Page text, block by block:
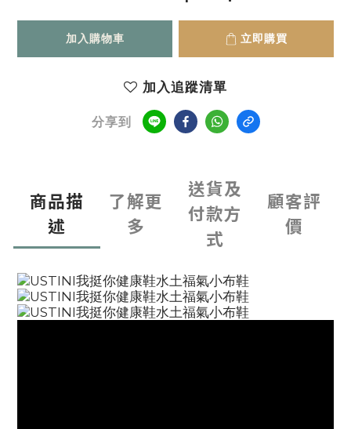
加入購物車 立即購買
加入追蹤清單
分享到
商品描
述
了解更
多
送貨及
付款方
式
顧客評
價